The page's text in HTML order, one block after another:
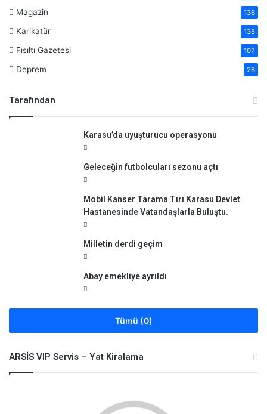
Magazin 136
Karikatür 135
Fısıltı Gazetesi 107
Deprem 28
Tarafından
Karasu’da uyuşturucu operasyonu
Geleceğin futbolcuları sezonu açtı
Mobil Kanser Tarama Tırı Karasu Devlet
Hastanesinde Vatandaşlarla Buluştu.
Milletin derdi geçim
Abay emekliye ayrıldı
Tümü (0)
ARSİS VIP Servis – Yat Kiralama